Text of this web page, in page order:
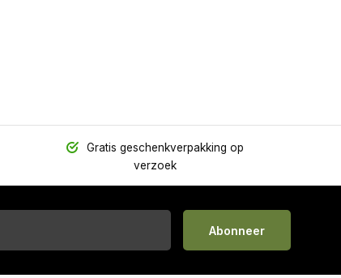
Gratis geschenkverpakking op
verzoek
Abonneer